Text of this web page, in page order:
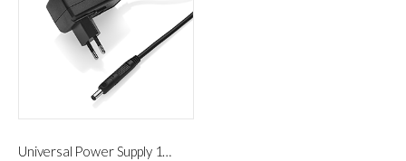
Universal Power Supply 115-230V